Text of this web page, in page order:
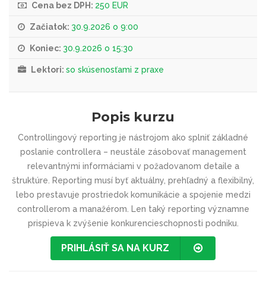
Cena bez DPH: 250 EUR
Začiatok: 30.9.2026 o 9:00
Koniec: 30.9.2026 o 15:30
Lektori: so skúsenosťami z praxe
Popis kurzu
Controllingový reporting je nástrojom ako splniť základné
poslanie controllera – neustále zásobovať management
relevantnými informáciami v požadovanom detaile a
štruktúre. Reporting musí byť aktuálny, prehľadný a flexibilný,
lebo prestavuje prostriedok komunikácie a spojenie medzi
controllerom a manažérom. Len taký reporting významne
prispieva k zvýšenie konkurencieschop­nosti podniku.
PRIHLÁSIŤ SA NA KURZ